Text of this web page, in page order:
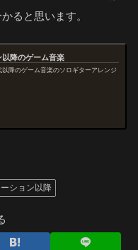
ると思います。
降のゲーム音楽
以降のゲーム音楽のソロギターアレンジ
ション以降